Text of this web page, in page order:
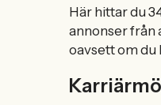
Här hittar du
annonser från
oavsett om